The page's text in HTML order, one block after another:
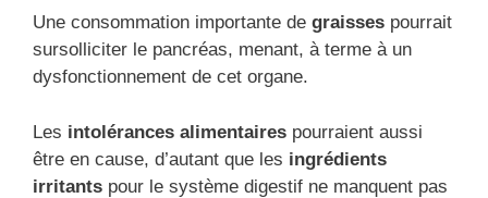
Une consommation importante de graisses pourrait
sursolliciter le pancréas, menant, à terme à un
dysfonctionnement de cet organe.
Les intolérances alimentaires pourraient aussi
être en cause, d’autant que les ingrédients
irritants pour le système digestif ne manquent pas